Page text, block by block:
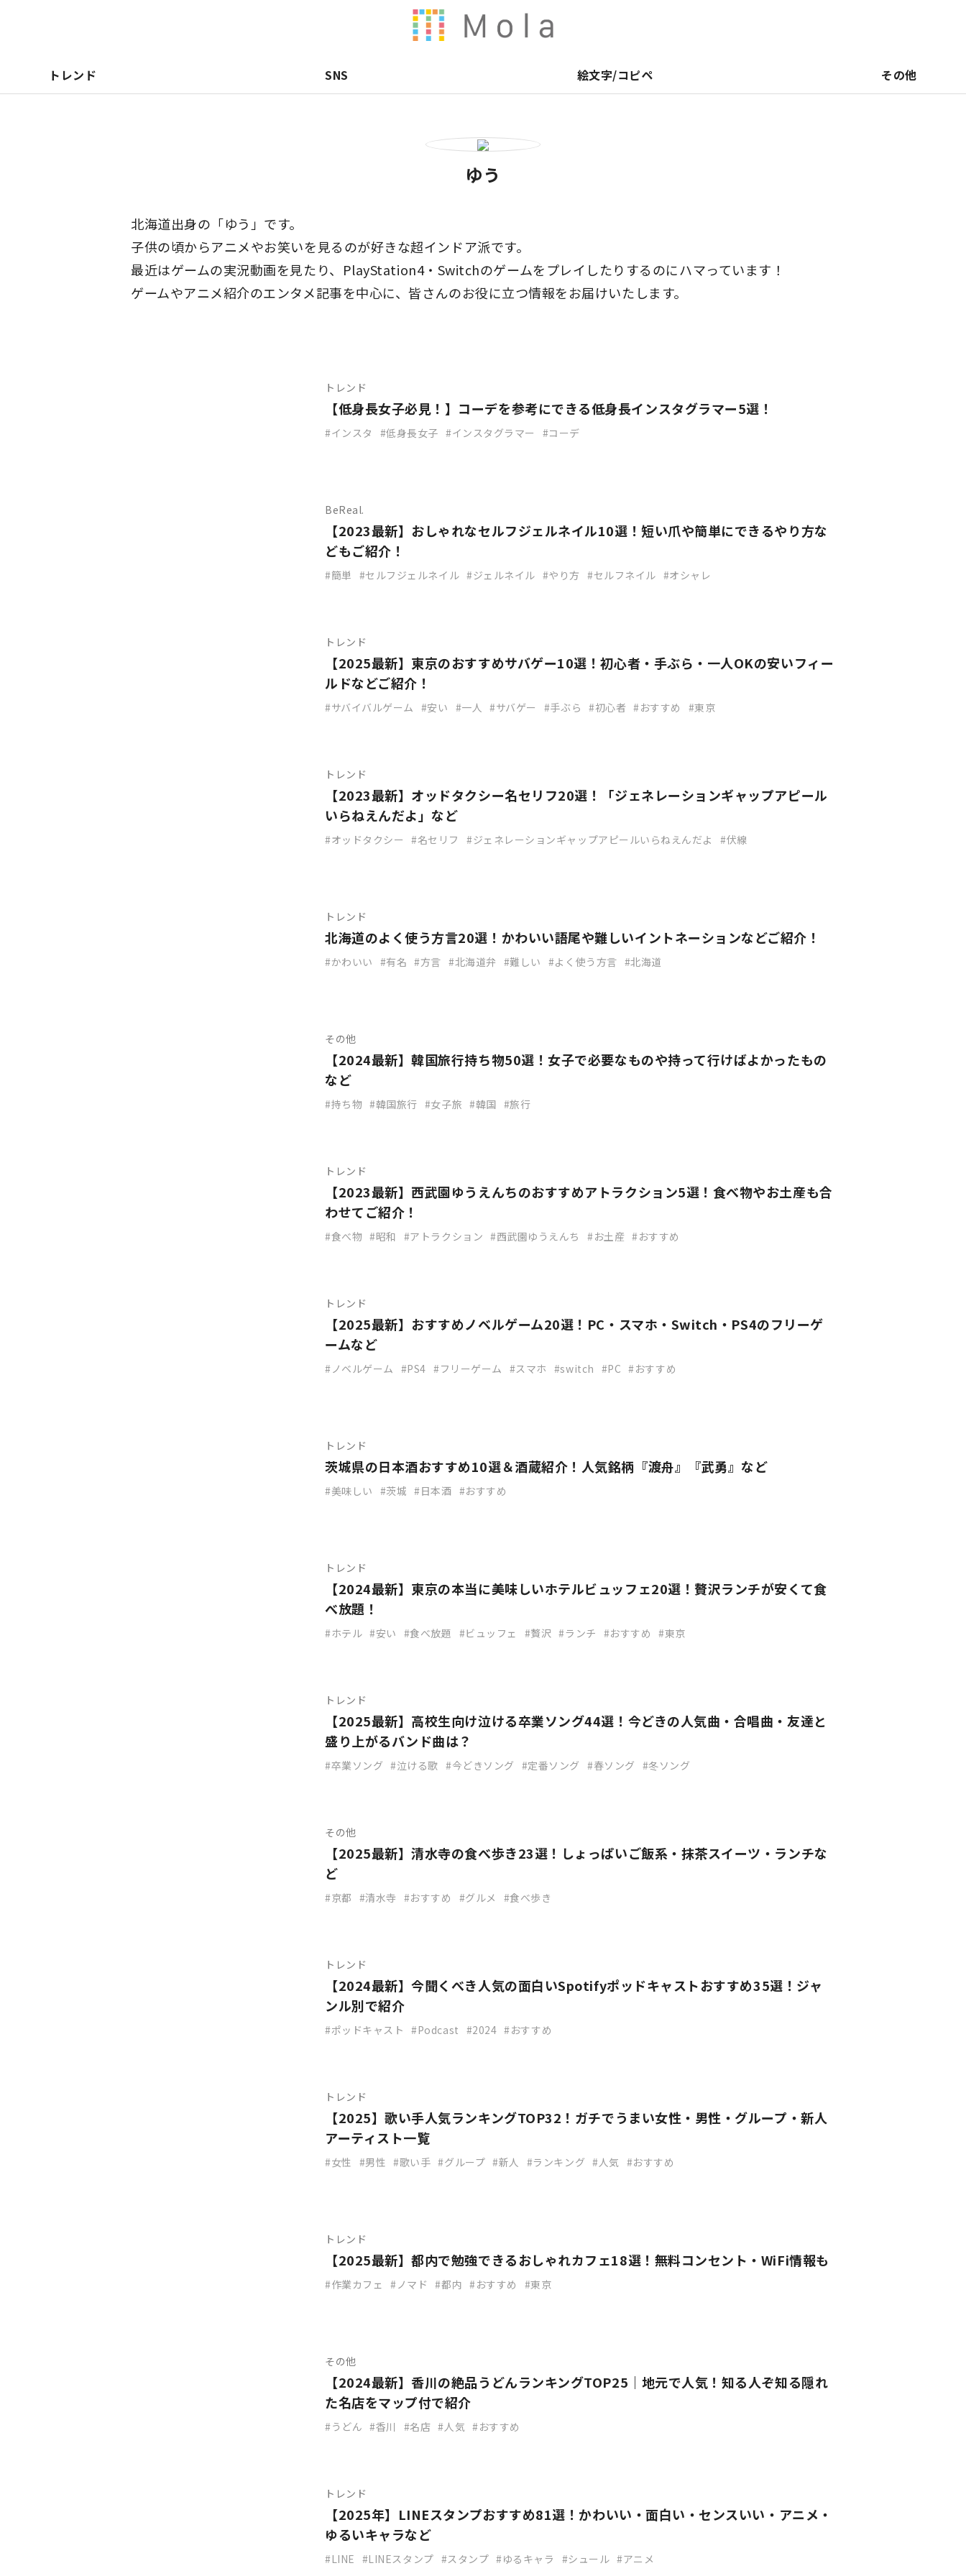
トレンド SNS 絵文字/コピペ その他
ゆう
北海道出身の「ゆう」です。
子供の頃からアニメやお笑いを見るのが好きな超インドア派です。
最近はゲームの実況動画を見たり、PlayStation4・Switchのゲームをプレイしたりするのにハマっています！
ゲームやアニメ紹介のエンタメ記事を中心に、皆さんのお役に立つ情報をお届けいたします。
トレンド
【低身長女子必見！】コーデを参考にできる低身長インスタグラマー5選！
インスタ 低身長女子 インスタグラマー コーデ
BeReal.
【2023最新】おしゃれなセルフジェルネイル10選！短い爪や簡単にできるやり方な
どもご紹介！
簡単 セルフジェルネイル ジェルネイル やり方 セルフネイル オシャレ
トレンド
【2025最新】東京のおすすめサバゲー10選！初心者・手ぶら・一人OKの安いフィー
ルドなどご紹介！
サバイバルゲーム 安い 一人 サバゲー 手ぶら 初心者 おすすめ 東京
トレンド
【2023最新】オッドタクシー名セリフ20選！「ジェネレーションギャップアピール
いらねえんだよ」など
オッドタクシー 名セリフ ジェネレーションギャップアピールいらねえんだよ 伏線
トレンド
北海道のよく使う方言20選！かわいい語尾や難しいイントネーションなどご紹介！
かわいい 有名 方言 北海道弁 難しい よく使う方言 北海道
その他
【2024最新】韓国旅行持ち物50選！女子で必要なものや持って行けばよかったもの
など
持ち物 韓国旅行 女子旅 韓国 旅行
トレンド
【2023最新】西武園ゆうえんちのおすすめアトラクション5選！食べ物やお土産も合
わせてご紹介！
食べ物 昭和 アトラクション 西武園ゆうえんち お土産 おすすめ
トレンド
【2025最新】おすすめノベルゲーム20選！PC・スマホ・Switch・PS4のフリーゲ
ームなど
ノベルゲーム PS4 フリーゲーム スマホ switch PC おすすめ
トレンド
茨城県の日本酒おすすめ10選＆酒蔵紹介！人気銘柄『渡舟』『武勇』など
美味しい 茨城 日本酒 おすすめ
トレンド
【2024最新】東京の本当に美味しいホテルビュッフェ20選！贅沢ランチが安くて食
べ放題！
ホテル 安い 食べ放題 ビュッフェ 贅沢 ランチ おすすめ 東京
トレンド
【2025最新】高校生向け泣ける卒業ソング44選！今どきの人気曲・合唱曲・友達と
盛り上がるバンド曲は？
卒業ソング 泣ける歌 今どきソング 定番ソング 春ソング 冬ソング
その他
【2025最新】清水寺の食べ歩き23選！しょっぱいご飯系・抹茶スイーツ・ランチな
ど
京都 清水寺 おすすめ グルメ 食べ歩き
トレンド
【2024最新】今聞くべき人気の面白いSpotifyポッドキャストおすすめ35選！ジャ
ンル別で紹介
ポッドキャスト Podcast 2024 おすすめ
トレンド
【2025】歌い手人気ランキングTOP32！ガチでうまい女性・男性・グループ・新人
アーティスト一覧
女性 男性 歌い手 グループ 新人 ランキング 人気 おすすめ
トレンド
【2025最新】都内で勉強できるおしゃれカフェ18選！無料コンセント・WiFi情報も
作業カフェ ノマド 都内 おすすめ 東京
その他
【2024最新】香川の絶品うどんランキングTOP25｜地元で人気！知る人ぞ知る隠れ
た名店をマップ付で紹介
うどん 香川 名店 人気 おすすめ
トレンド
【2025年】LINEスタンプおすすめ81選！かわいい・面白い・センスいい・アニメ・
ゆるいキャラなど
LINE LINEスタンプ スタンプ ゆるキャラ シュール アニメ